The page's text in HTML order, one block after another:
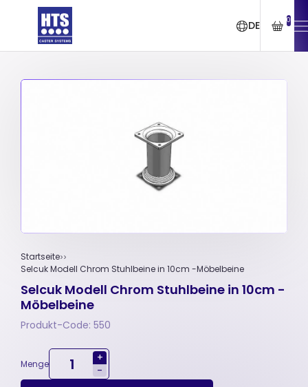
DE 0
Startseite
Selcuk Modell Chrom Stuhlbeine in 10cm -Möbelbeine
Selcuk Modell Chrom Stuhlbeine in 10cm -
Möbelbeine
Produkt-Code: 550
Menge
+
-